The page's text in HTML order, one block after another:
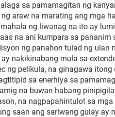
sa pamamagitan ng
araw na marating ang mga
ng liwanag na ito ay
na ani kumpara sa
ng panahon tulad ng ulan
nakikinabang mula sa
ng pelikula, na ginagawa
sa enerhiya sa
na buwan habang
na nagpapahintulot sa
saan ang sariwang gulay